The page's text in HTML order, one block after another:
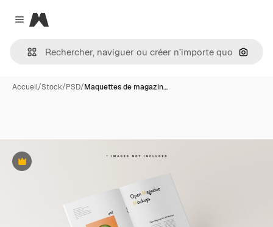
Close menu
Magnific
Accueil/Stock/PSD/Maquettes de magazin…
Premium